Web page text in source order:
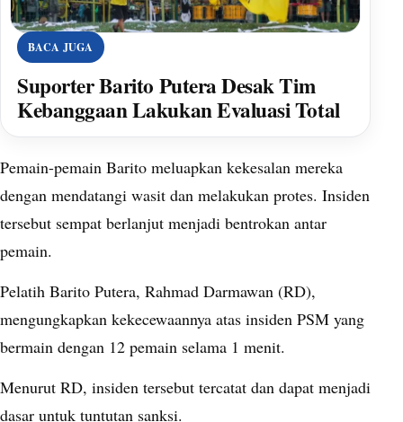
BACA JUGA
Suporter Barito Putera Desak Tim
Kebanggaan Lakukan Evaluasi Total
Pemain-pemain Barito meluapkan kekesalan mereka
dengan mendatangi wasit dan melakukan protes. Insiden
tersebut sempat berlanjut menjadi bentrokan antar
pemain.
Pelatih Barito Putera, Rahmad Darmawan (RD),
mengungkapkan kekecewaannya atas insiden PSM yang
bermain dengan 12 pemain selama 1 menit.
Menurut RD, insiden tersebut tercatat dan dapat menjadi
dasar untuk tuntutan sanksi.